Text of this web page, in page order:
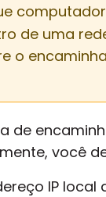
de uma
o
de
você
IP local